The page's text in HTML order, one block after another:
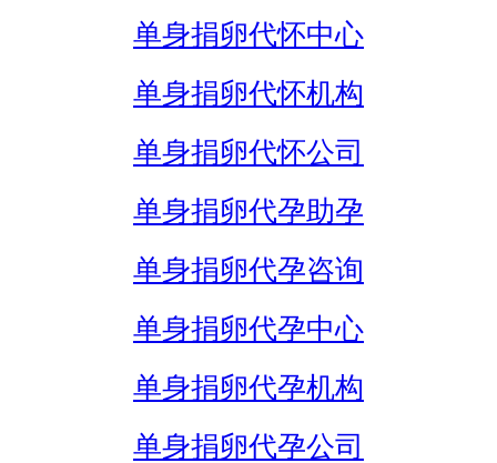
单身捐卵代怀中心
单身捐卵代怀机构
单身捐卵代怀公司
单身捐卵代孕助孕
单身捐卵代孕咨询
单身捐卵代孕中心
单身捐卵代孕机构
单身捐卵代孕公司